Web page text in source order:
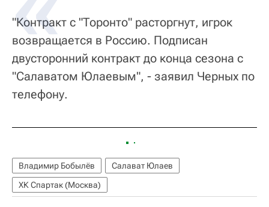
"Контракт с "Торонто" расторгнут, игрок
возвращается в Россию. Подписан
двусторонний контракт до конца сезона с
"Салаватом Юлаевым", - заявил Черных по
телефону.
Владимир Бобылёв
Салават Юлаев
ХК Спартак (Москва)